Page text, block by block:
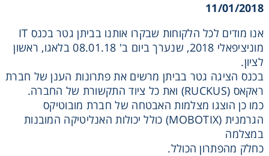
11/01/2018
אנו מודים לכל הלקוחות שבקרו אותנו בביתן גטר בכנס IT
מוניציפאלי 2018, שנערך ביום ב' 08.01.18 בלאגו, ראשון
לציון.
בכנס הציגה גטר בביתן מרשים את פתרונות הענן של חברת
ראקאס (RUCKUS) ואת כל ציוד התקשורת של החברה.
כמו כן הוצגו מצלמות האבטחה של חברת מובוטיקס
הגרמנית (MOBOTIX) כולל יכולות האנליטיקה המובנות
במצלמה
כחלק מהפתרון הכולל.